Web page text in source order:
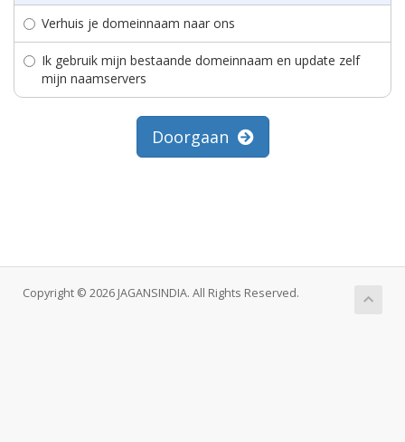
Verhuis je domeinnaam naar ons
Ik gebruik mijn bestaande domeinnaam en update zelf
mijn naamservers
Doorgaan
Copyright © 2026 JAGANSINDIA. All Rights Reserved.